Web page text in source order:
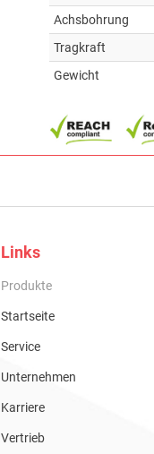
Achsbohrung
Tragkraft
Gewicht
Links
Produkte
Startseite
Service
Unternehmen
Karriere
Vertrieb